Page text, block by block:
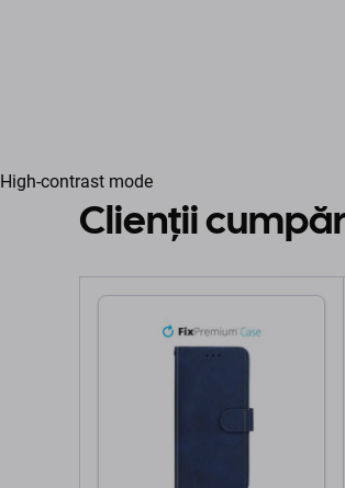
High-contrast mode
Clienții